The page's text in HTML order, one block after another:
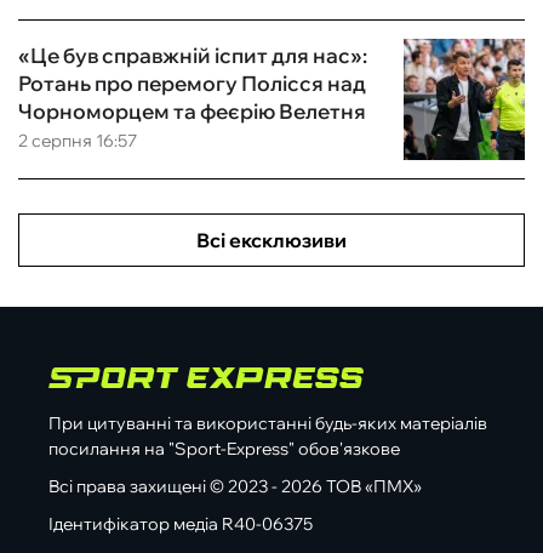
2 серпня 16:57
«Це був справжній іспит для нас»:
Ротань про перемогу Полісся над
Чорноморцем та феєрію Велетня
Всі ексклюзиви
При цитуванні та використанні будь-яких матеріалів
посилання на "Sport-Express" обов'язкове
Всі права захищені © 2023 - 2026 ТОВ «ПМХ»
Ідентифікатор медіа R40-06375